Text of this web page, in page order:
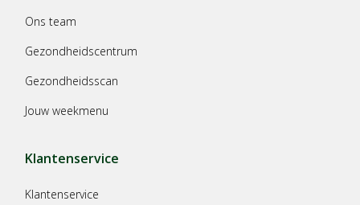
Ons team
Gezondheidscentrum
Gezondheidsscan
Jouw weekmenu
Klantenservice
Klantenservice